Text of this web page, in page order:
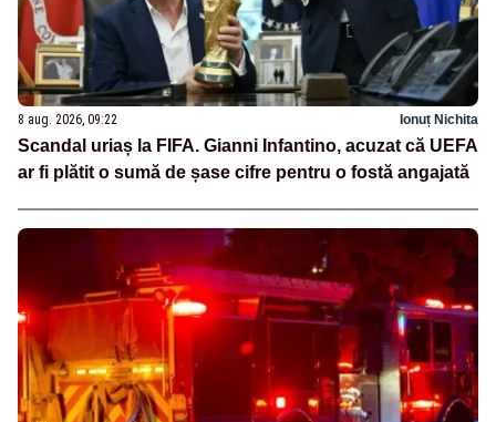
8 aug. 2026, 09:22 Ionuț Nichita
Scandal uriaș la FIFA. Gianni Infantino, acuzat că UEFA
ar fi plătit o sumă de șase cifre pentru o fostă angajată